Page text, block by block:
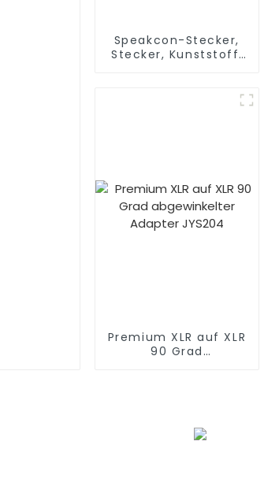
Speakcon-Stecker,
Stecker, Kunststoff,
Premium XLR auf XLR
90 Grad